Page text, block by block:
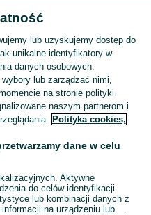
1 i 2
Sprzedaż podręczników do szkoły Łódź ▶️ matematyka, polski, historia i inne ✅ Nowe i używane w super cenach ✌ Kupuj i sprzedawaj na OLX.pl!
lub uzyskujemy dostęp do
unikalne identyfikatory w
danych osobowych.
lub zarządzać nimi,
na stronie polityki
naszym partnerom i
Polityka cookies,
dane w celu
Aktywne
do celów identyfikacji.
lub kombinacji danych z
na urządzeniu lub